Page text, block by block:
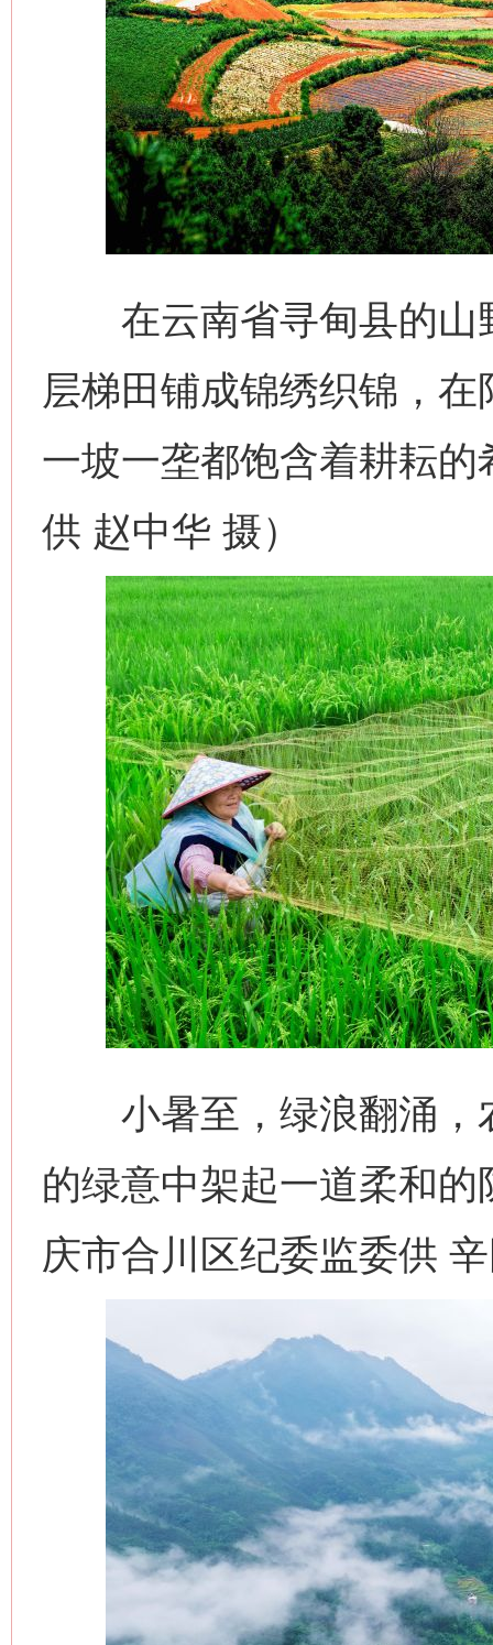
在云南省寻甸县的山
层梯田铺成锦绣织锦，
一坡一垄都饱含着耕耘
供 赵中华 摄）
小暑至，绿浪翻涌，
的绿意中架起一道柔和
庆市合川区纪委监委供